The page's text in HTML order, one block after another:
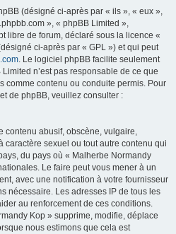
(désigné ci-après par « ils », « eux »,
», « phpBB Limited »,
libre de forum, déclaré sous la licence «
ci-après par « GPL ») et qui peut
. Le logiciel phpBB facilite seulement
n’est pas responsable de ce que
comme contenu ou conduite permis. Pour
de phpBB, veuillez consulter :
contenu abusif, obscène, vulgaire,
caractère sexuel ou tout autre contenu qui
du pays où « Malherbe Normandy
Le faire peut vous mener à un
avec une notification à votre fournisseur
nécessaire. Les adresses IP de tous les
au renforcement de ces conditions.
Kop » supprime, modifie, déplace
nous estimons que cela est